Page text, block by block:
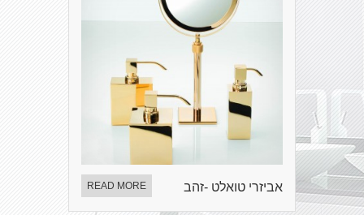
אביזרי טואלט -זהב READ MORE